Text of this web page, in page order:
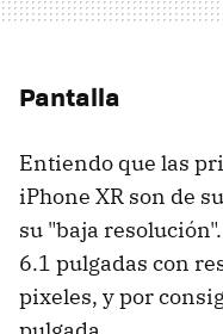
Pantalla
Entiendo que las
iPhone XR son de
su "baja
6.1 pulgadas con
pixeles, y por